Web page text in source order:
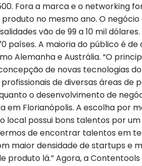
Fora a marca e o networking
no mesmo ano. O
vão de 99 a 10 mil dólares.
países. A maioria do público é
Alemanha e Austrália. “O
de novas tecnologias
de diversas áreas de
o desenvolvimento de
em Florianópolis. A escolha por
possui bons talentos por
de encontrar talentos em
maior densidade de startups e
produto lá.” Agora, a